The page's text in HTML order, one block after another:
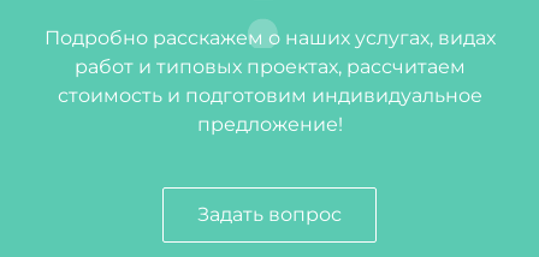
Подробно расскажем о наших услугах, видах
работ и типовых проектах, рассчитаем
стоимость и подготовим индивидуальное
предложение!
Задать вопрос